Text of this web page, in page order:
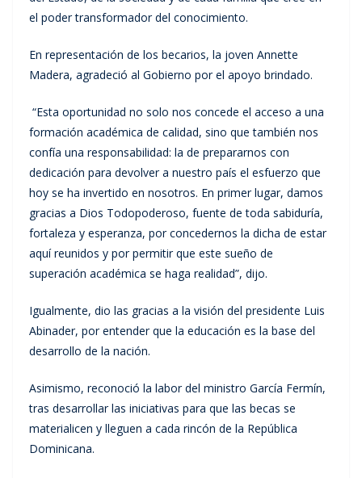
el poder transformador del conocimiento.
En representación de los becarios, la joven Annette
Madera, agradeció al Gobierno por el apoyo brindado.
“Esta oportunidad no solo nos concede el acceso a una
formación académica de calidad, sino que también nos
confía una responsabilidad: la de prepararnos con
dedicación para devolver a nuestro país el esfuerzo que
hoy se ha invertido en nosotros. En primer lugar, damos
gracias a Dios Todopoderoso, fuente de toda sabiduría,
fortaleza y esperanza, por concedernos la dicha de estar
aquí reunidos y por permitir que este sueño de
superación académica se haga realidad”, dijo.
Igualmente, dio las gracias a la visión del presidente Luis
Abinader, por entender que la educación es la base del
desarrollo de la nación.
Asimismo, reconoció la labor del ministro García Fermín,
tras desarrollar las iniciativas para que las becas se
materialicen y lleguen a cada rincón de la República
Dominicana.